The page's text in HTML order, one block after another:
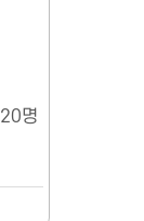
20명